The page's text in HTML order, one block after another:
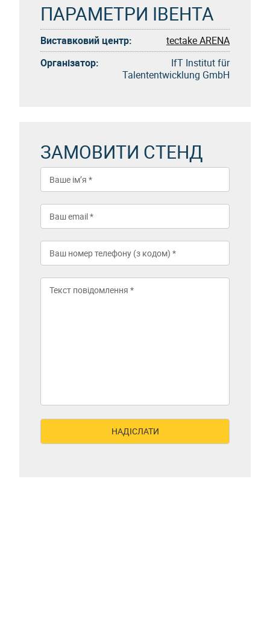
ПАРАМЕТРИ ІВЕНТА
Виставковий центр:
tectake ARENA
Організатор:
IfT Institut für
Talententwicklung GmbH
ЗАМОВИТИ СТЕНД